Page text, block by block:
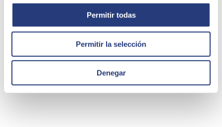
Permitir todas
Permitir la selección
Denegar
13 de junio de 2024
SEIDOR impulsa talento e inclusividad, en Sónar+D
La consultora tecnológica SEIDOR reúne a 450 estudiantes
para abordar el impacto de la aceleración tecnológica y de la IA
generativa en los nuevos profesionales
SEIDOR